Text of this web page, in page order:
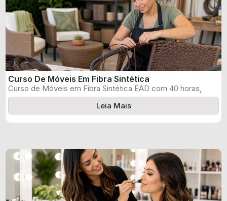
Curso De Móveis Em Fibra Sintética
Curso de Móveis em Fibra Sintética EAD com 40 horas,
certificado informado pelo ...
Leia Mais